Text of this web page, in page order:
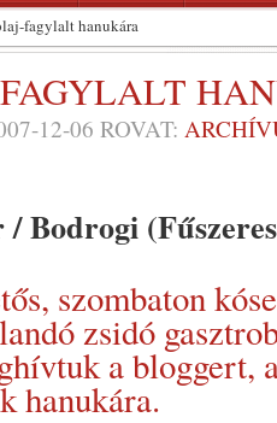
fagylalt hanukára
12-06 ROVAT:
/ Bodrogi
szombaton
zsidó
a bloggert,
hanukára.